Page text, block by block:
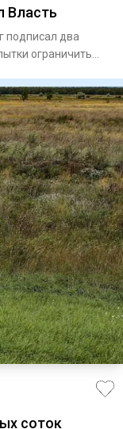
Власть
подписал два
ограничить
соток